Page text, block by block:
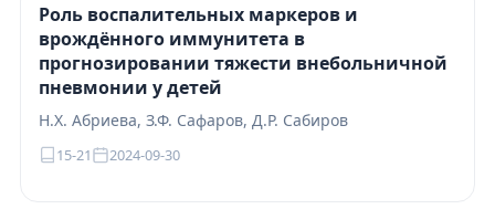
Роль воспалительных маркеров и
врождённого иммунитета в
прогнозировании тяжести внебольничной
пневмонии у детей
Н.Х. Абриева, З.Ф. Сафаров, Д.Р. Сабиров
15-21 2024-09-30